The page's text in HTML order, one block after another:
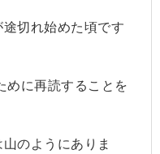
切れ始めた頃です
めに再読することを
のようにありま